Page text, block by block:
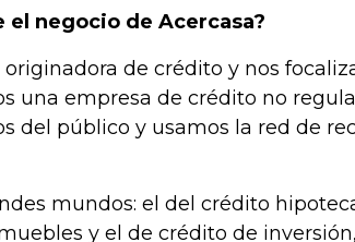
el negocio de Acercasa?
de crédito y nos
una empresa de crédito no
del público y usamos la red de
mundos: el del crédito
y el de crédito de